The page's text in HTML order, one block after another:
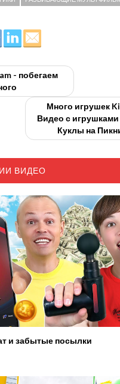
- побегаем
Много игрушек
Видео с игрушками
Куклы на
ВИДЕО
и забытые посылки